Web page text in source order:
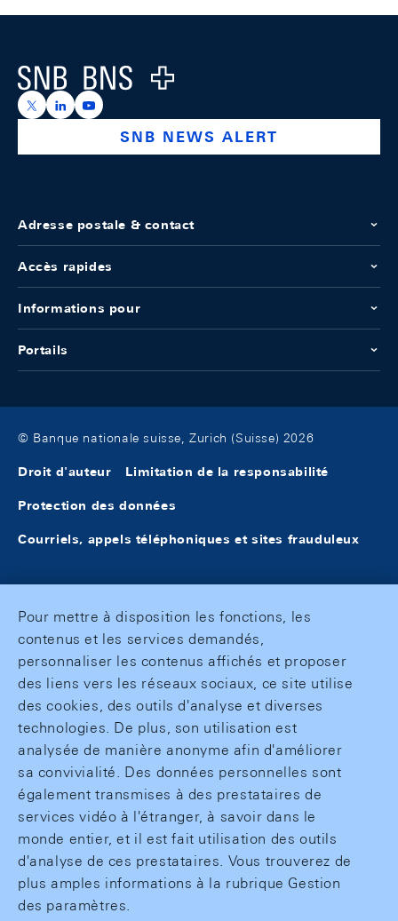
Logo
https://x.com/snb_bns
https://ch.linkedin.com/company/swiss-national-
https://www.youtube.com/@swissnationalbank
SNB NEWS ALERT
Adresse postale & contact
Accès rapides
Informations pour
Portails
© Banque nationale suisse, Zurich (Suisse) 2026
Droit d'auteur Limitation de la responsabilité
Protection des données
Courriels, appels téléphoniques et sites frauduleux
Pour mettre à disposition les fonctions, les
contenus et les services demandés,
personnaliser les contenus affichés et proposer
des liens vers les réseaux sociaux, ce site utilise
des cookies, des outils d'analyse et diverses
technologies. De plus, son utilisation est
analysée de manière anonyme afin d'améliorer
sa convivialité. Des données personnelles sont
également transmises à des prestataires de
services vidéo à l'étranger, à savoir dans le
monde entier, et il est fait utilisation des outils
d'analyse de ces prestataires. Vous trouverez de
plus amples informations à la rubrique Gestion
des paramètres.